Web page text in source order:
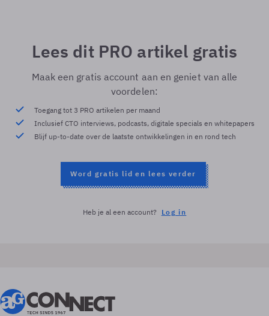
Lees dit PRO artikel gratis
Maak een gratis account aan en geniet van alle
voordelen:
Toegang tot 3 PRO artikelen per maand
Inclusief CTO interviews, podcasts, digitale specials en whitepapers
Blijf up-to-date over de laatste ontwikkelingen in en rond tech
Word gratis lid en lees verder
Heb je al een account? Log in